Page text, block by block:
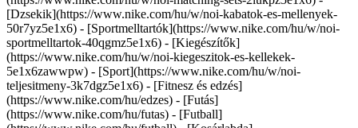
[Dzsekik](https://www.nike.com/hu/w/noi-kabatok-es-mellenyek-
50r7yz5e1x6) - [Sportmelltartók](https://www.nike.com/hu/w/noi-
sportmelltartok-40qgmz5e1x6) - [Kiegészítők]
(https://www.nike.com/hu/w/noi-kiegeszitok-es-kellekek-
5e1x6zawwpw) - [Sport](https://www.nike.com/hu/w/noi-
teljesitmeny-3k7dgz5e1x6) - [Fitnesz és edzés]
(https://www.nike.com/hu/edzes) - [Futás]
(https://www.nike.com/hu/futas) - [Futball]